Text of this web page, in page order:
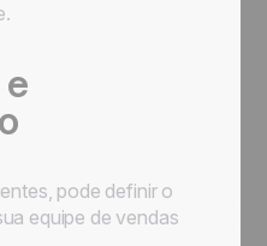
pode definir o
equipe de vendas